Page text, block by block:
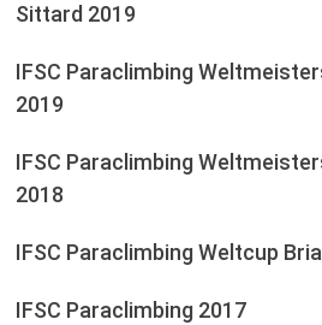
Sittard 2019
IFSC Paraclimbing
2019
IFSC Paraclimbing
2018
IFSC Paraclimbing Weltcup
IFSC Paraclimbing 2017